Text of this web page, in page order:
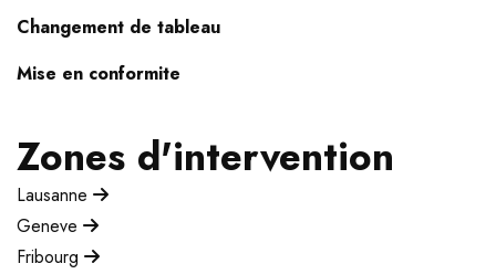
Changement de tableau
Mise en conformite
Zones d'intervention
Lausanne
Geneve
Fribourg